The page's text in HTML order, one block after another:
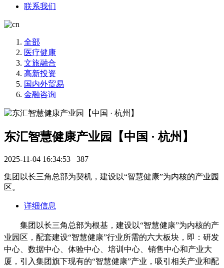
联系我们
全部
医疗健康
文旅融合
高新投资
国内外贸易
金融咨询
东汇智慧健康产业园【中国 · 杭州】
2025-11-04 16:34:53 387
集团以长三角总部为契机，建设以“智慧健康”为内核的产业园
区。
详细信息
集团以长三角总部为根基，建设以“智慧健康”为内核的产
业园区，配套建设“智慧健康”行业所需的六大板块，即：研发
中心、数据中心、体验中心、培训中心、销售中心和产业大
厦，引入集团旗下现有的“智慧健康”产业，吸引相关产业和配